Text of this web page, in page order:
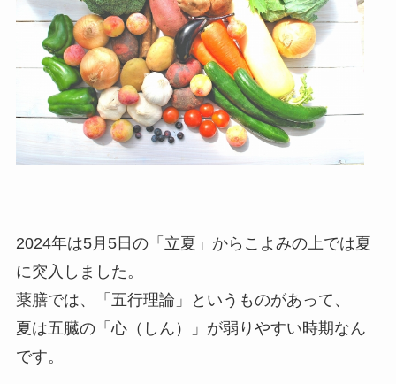
2024年は5月5日の「立夏」からこよみの上では夏
に突入しました。
薬膳では、「五行理論」というものがあって、
夏は五臓の「心（しん）」が弱りやすい時期なん
です。